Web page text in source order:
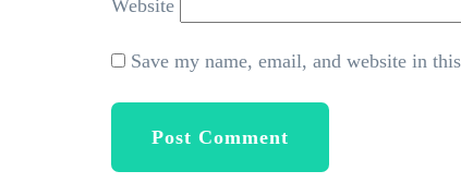
Website
Save my name, email, and website in